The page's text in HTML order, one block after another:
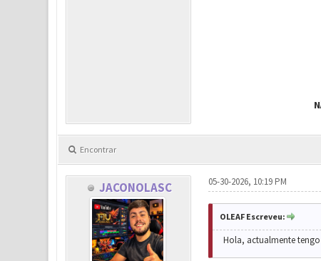
Encontrar
JACONOLASC 05-30-2026, 10:19 PM
OLEAF Escreveu:
Hola, actualmente tengo